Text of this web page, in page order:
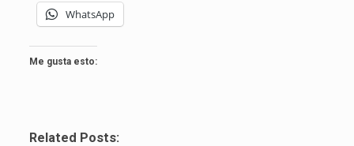
WhatsApp
Me gusta esto:
Related Posts: